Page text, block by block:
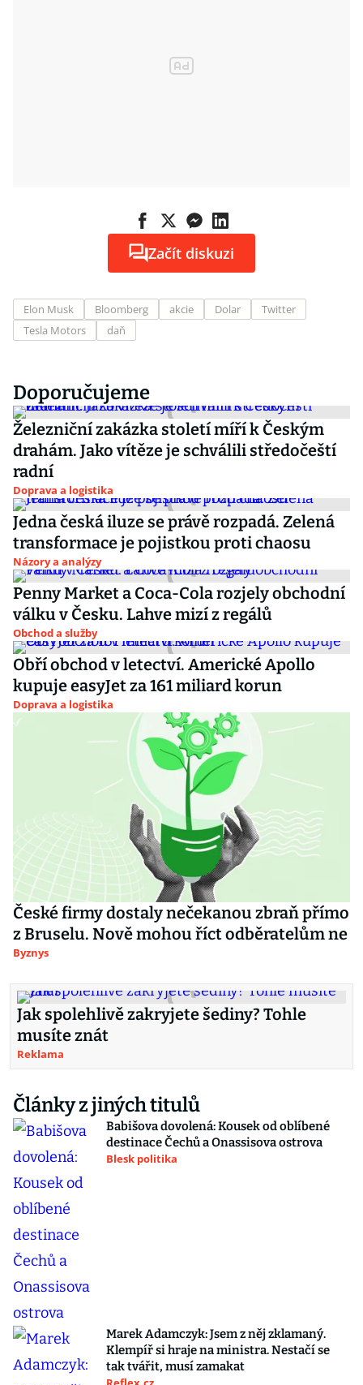
Začít diskuzi
Elon Musk Bloomberg akcie Dolar
Twitter
Tesla Motors
daň
Doporučujeme
Železniční zakázka století míří k Českým
drahám. Jako vítěze je schválili středočeští
radní
Doprava a logistika
Jedna česká iluze se právě rozpadá. Zelená
transformace je pojistkou proti chaosu
Názory a analýzy
Penny Market a Coca-Cola rozjely obchodní
válku v Česku. Lahve mizí z regálů
Obchod a služby
Obří obchod v letectví. Americké Apollo
kupuje easyJet za 161 miliard korun
Doprava a logistika
České firmy dostaly nečekanou zbraň přímo
z Bruselu. Nově mohou říct odběratelům ne
Byznys
Jak spolehlivě zakryjete šediny? Tohle
musíte znát
Reklama
Články z jiných titulů
Babišova dovolená: Kousek od oblíbené
destinace Čechů a Onassisova ostrova
Blesk politika
Marek Adamczyk: Jsem z něj zklamaný.
Klempíř si hraje na ministra. Nestačí se
tak tvářit, musí zamakat